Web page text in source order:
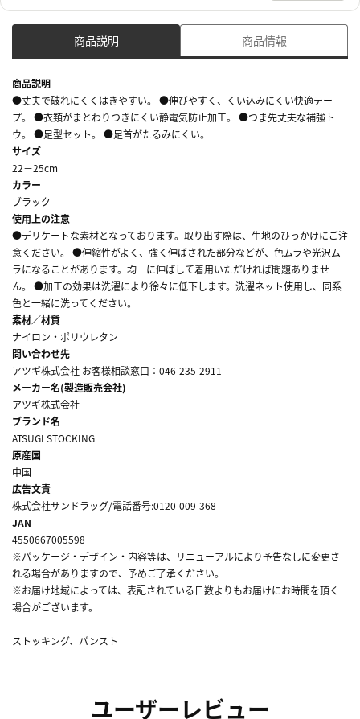
商品説明 商品情報
商品説明
●丈夫で破れにくくはきやすい。 ●伸びやすく、くい込みにくい快適テー
プ。 ●衣類がまとわりつきにくい静電気防止加工。 ●つま先丈夫な補強ト
ウ。 ●足型セット。 ●足首がたるみにくい。
サイズ
22－25cm
カラー
ブラック
使用上の注意
●デリケートな素材となっております。取り出す際は、生地のひっかけにご注
意ください。 ●伸縮性がよく、強く伸ばされた部分などが、色ムラや光沢ム
ラになることがあります。均一に伸ばして着用いただければ問題ありませ
ん。 ●加工の効果は洗濯により徐々に低下します。洗濯ネット使用し、同系
色と一緒に洗ってください。
素材／材質
ナイロン・ポリウレタン
問い合わせ先
アツギ株式会社 お客様相談窓口：046-235-2911
メーカー名(製造販売会社)
アツギ株式会社
ブランド名
ATSUGI STOCKING
原産国
中国
広告文責
株式会社サンドラッグ/電話番号:0120-009-368
JAN
4550667005598
※パッケージ・デザイン・内容等は、リニューアルにより予告なしに変更さ
れる場合がありますので、予めご了承ください。
※お届け地域によっては、表記されている日数よりもお届けにお時間を頂く
場合がございます。
ストッキング、パンスト
ユーザーレビュー